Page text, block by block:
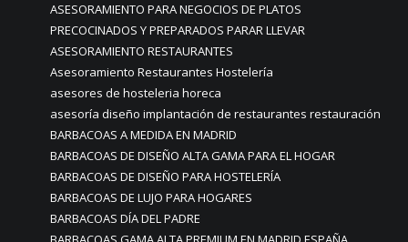
ASESORAMIENTO PARA NEGOCIOS DE PLATOS
PRECOCINADOS Y PREPARADOS PARAR LLEVAR
ASESORAMIENTO RESTAURANTES
Asesoramiento Restaurantes Hostelería
asesores de hosteleria horeca
asesoría diseño implantación de restaurantes restauración
BARBACOAS A MEDIDA EN MADRID
BARBACOAS DE DISEÑO ALTA GAMA PARA EL HOGAR
BARBACOAS DE DISEÑO PARA HOSTELERÍA
BARBACOAS DE LUJO PARA HOGARES
BARBACOAS DÍA DEL PADRE